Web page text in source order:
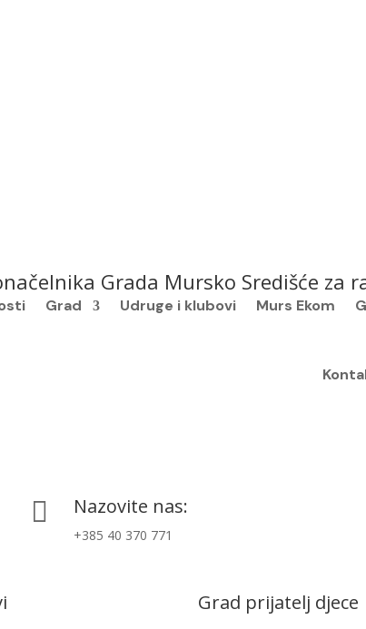
Grad Udruge i klubovi Murs Ekom
Grada Mursko Središće za
 Nazovite nas:
+385 40 370 771
Grad prijatelj djece